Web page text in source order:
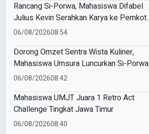
Rancang Si-Porwa, Mahasiswa Difabel
Julius Kevin Serahkan Karya ke Pemkot
Surabaya
06/08/202608:54
Dorong Omzet Sentra Wista Kuliner,
Mahasiswa Umsura Luncurkan Si-Porwa
06/08/202608:42
Mahasiswa UMJT Juara 1 Retro Act
Challenge Tingkat Jawa Timur
06/08/202608:40